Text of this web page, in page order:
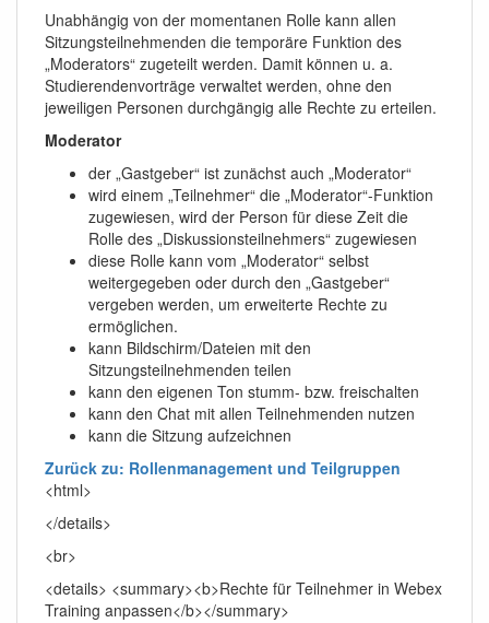
Unabhängig von der momentanen Rolle kann allen
Sitzungsteilnehmenden die temporäre Funktion des
„Moderators“ zugeteilt werden. Damit können u. a.
Studierendenvorträge verwaltet werden, ohne den
jeweiligen Personen durchgängig alle Rechte zu erteilen.
Moderator
der „Gastgeber“ ist zunächst auch „Moderator“
wird einem „Teilnehmer“ die „Moderator“-Funktion
zugewiesen, wird der Person für diese Zeit die
Rolle des „Diskussionsteilnehmers“ zugewiesen
diese Rolle kann vom „Moderator“ selbst
weitergegeben oder durch den „Gastgeber“
vergeben werden, um erweiterte Rechte zu
ermöglichen.
kann Bildschirm/Dateien mit den
Sitzungsteilnehmenden teilen
kann den eigenen Ton stumm- bzw. freischalten
kann den Chat mit allen Teilnehmenden nutzen
kann die Sitzung aufzeichnen
Zurück zu: Rollenmanagement und Teilgruppen
<html>
</details>
<br>
<details> <summary><b>Rechte für Teilnehmer in Webex
Training anpassen</b></summary>